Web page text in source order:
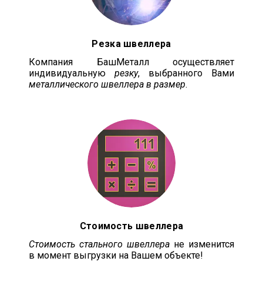
Резка швеллера
Компания БашМеталл осуществляет
индивидуальную резку, выбранного Вами
металлического швеллера в размер.
Стоимость швеллера
Стоимость стального швеллера не изменится
в момент выгрузки на Вашем объекте!